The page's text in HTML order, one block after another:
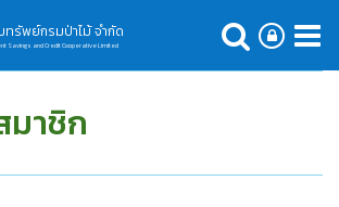
รัพย์กรมป่าไม้ จำกัด
Savings and Credit Cooperative Limited
มาชิก